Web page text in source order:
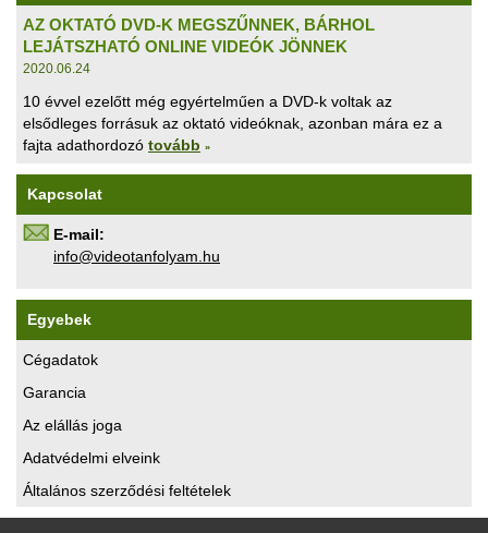
AZ OKTATÓ DVD-K MEGSZŰNNEK, BÁRHOL
LEJÁTSZHATÓ ONLINE VIDEÓK JÖNNEK
2020.06.24
10 évvel ezelőtt még egyértelműen a DVD-k voltak az
elsődleges forrásuk az oktató videóknak, azonban mára ez a
fajta adathordozó tovább »
Kapcsolat
E-mail:
uh.maylofnatoediv@ofni
Egyebek
Cégadatok
Garancia
Az elállás joga
Adatvédelmi elveink
Általános szerződési feltételek